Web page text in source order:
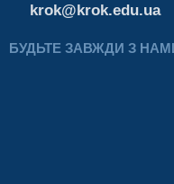
krok@krok.edu.ua
БУДЬТЕ ЗАВЖДИ З